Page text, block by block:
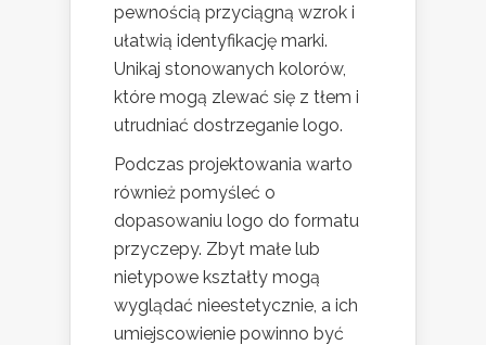
pewnością przyciągną wzrok i
ułatwią identyfikację marki.
Unikaj stonowanych kolorów,
które mogą zlewać się z tłem i
utrudniać dostrzeganie logo.
Podczas projektowania warto
również pomyśleć o
dopasowaniu logo do formatu
przyczepy. Zbyt małe lub
nietypowe kształty mogą
wyglądać nieestetycznie, a ich
umiejscowienie powinno być